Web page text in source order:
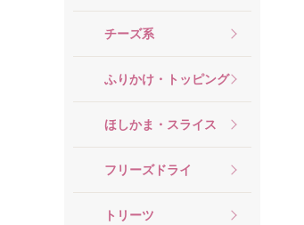
チーズ系
ふりかけ・トッピング
ほしかま・スライス
フリーズドライ
トリーツ